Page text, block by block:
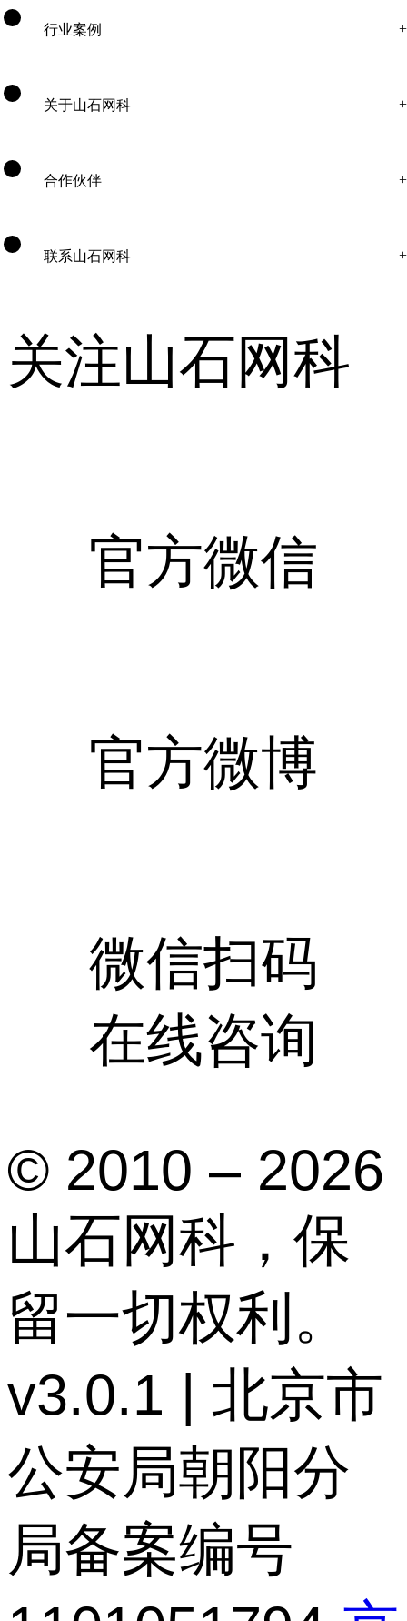
行业案例
关于山石网科
合作伙伴
联系山石网科
关注山石网科
官方微信
官方微博
微信扫码
在线咨询
© 2010 – 2026
山石网科，保
留一切权利。
v3.0.1 | 北京市
公安局朝阳分
局备案编号